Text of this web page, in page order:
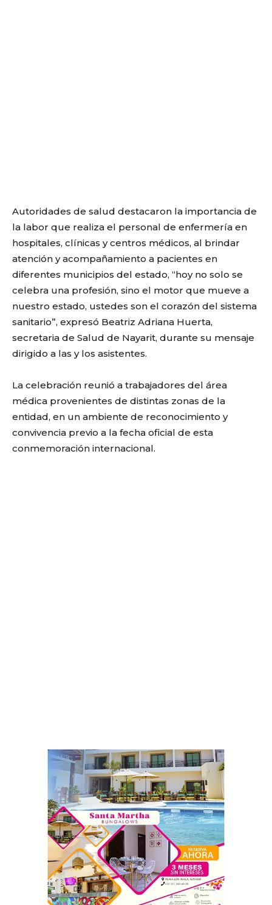
Autoridades de salud destacaron la importancia de
la labor que realiza el personal de enfermería en
hospitales, clínicas y centros médicos, al brindar
atención y acompañamiento a pacientes en
diferentes municipios del estado, “hoy no solo se
celebra una profesión, sino el motor que mueve a
nuestro estado, ustedes son el corazón del sistema
sanitario”, expresó Beatriz Adriana Huerta,
secretaria de Salud de Nayarit, durante su mensaje
dirigido a las y los asistentes.
La celebración reunió a trabajadores del área
médica provenientes de distintas zonas de la
entidad, en un ambiente de reconocimiento y
convivencia previo a la fecha oficial de esta
conmemoración internacional.